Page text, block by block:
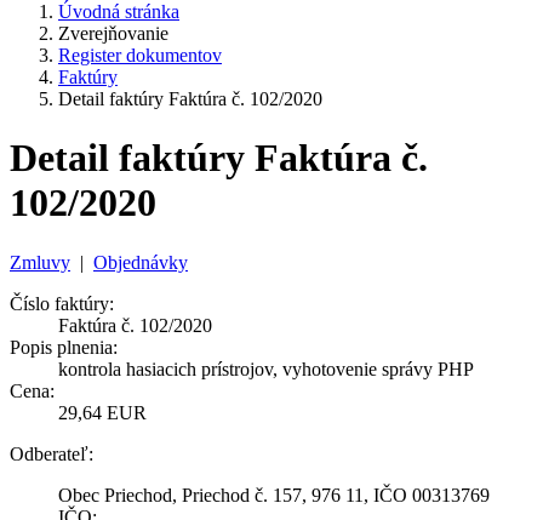
Úvodná stránka
Zverejňovanie
Register dokumentov
Faktúry
Detail faktúry Faktúra č. 102/2020
Detail faktúry Faktúra č.
102/2020
Zmluvy | Objednávky
Číslo faktúry:
Faktúra č. 102/2020
Popis plnenia:
kontrola hasiacich prístrojov, vyhotovenie správy PHP
Cena:
29,64 EUR
Odberateľ:
Obec Priechod, Priechod č. 157, 976 11, IČO 00313769